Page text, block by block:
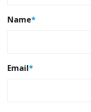
Name*
Email*